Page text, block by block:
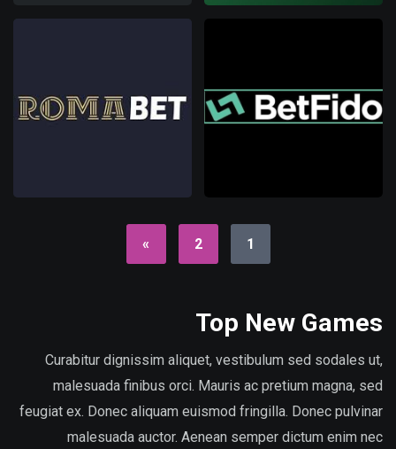
1
2
»
Top New Games
Curabitur dignissim aliquet, vestibulum sed sodales ut,
malesuada finibus orci. Mauris ac pretium magna, sed
feugiat ex. Donec aliquam euismod fringilla. Donec pulvinar
malesuada auctor. Aenean semper dictum enim nec